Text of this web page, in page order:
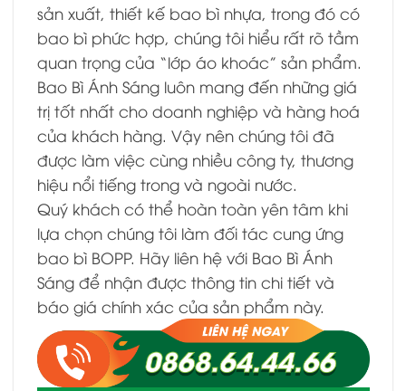
sản xuất, thiết kế bao bì nhựa, trong đó có
bao bì phức hợp, chúng tôi hiểu rất rõ tầm
quan trọng của “lớp áo khoác” sản phẩm.
Bao Bì Ánh Sáng luôn mang đến những giá
trị tốt nhất cho doanh nghiệp và hàng hoá
của khách hàng. Vậy nên chúng tôi đã
được làm việc cùng nhiều công ty, thương
hiệu nổi tiếng trong và ngoài nước.
Quý khách có thể hoàn toàn yên tâm khi
lựa chọn chúng tôi làm đối tác cung ứng
bao bì BOPP. Hãy liên hệ với Bao Bì Ánh
Sáng để nhận được thông tin chi tiết và
báo giá chính xác của sản phẩm này.